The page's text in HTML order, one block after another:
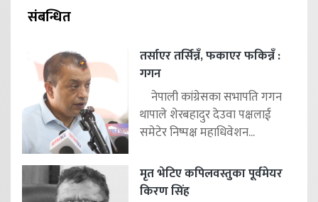
संबन्धित
तर्साएर तर्सिन्नँ, फकाएर फकिन्नँ :
गगन
नेपाली कांग्रेसका सभापति गगन
थापाले शेरबहादुर देउवा पक्षलाई
समेटेर निष्पक्ष महाधिवेशन...
मृत भेटिए कपिलवस्तुका पूर्वमेयर
किरण सिंह